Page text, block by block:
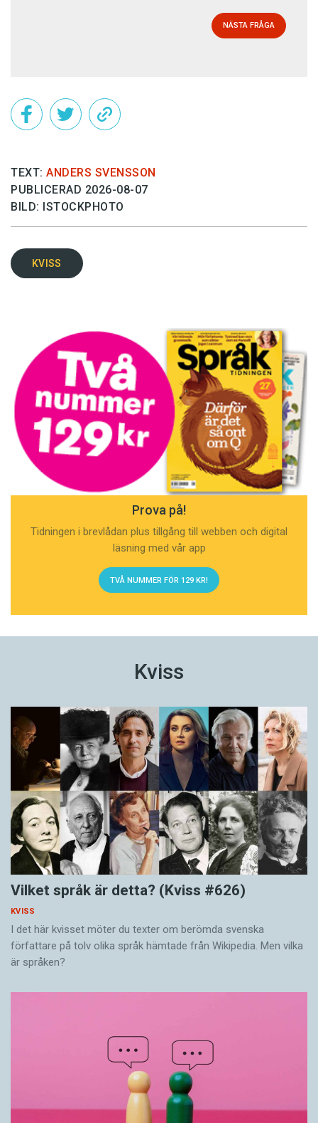
NÄSTA FRÅGA
TEXT: ANDERS SVENSSON
PUBLICERAD 2026-08-07
BILD: ISTOCKPHOTO
KVISS
Prova på!
Tidningen i brevlådan plus tillgång till webben och digital
läsning med vår app
TVÅ NUMMER FÖR 129 KR!
Kviss
Vilket språk är detta? (Kviss #626)
KVISS
I det här kvisset möter du texter om berömda svenska
författare på tolv olika språk hämtade från Wikipedia. Men vilka
är språken?